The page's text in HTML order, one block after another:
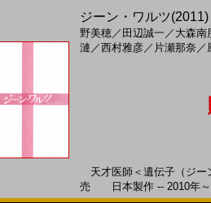
ジーン・ワルツ
野美穂／ 田辺誠一 ／ 大森南
漣 ／西村雅彦／ 片瀬那奈 ／
天才医師＜遺伝子（ジー
売 日本製作 -- 2010年～